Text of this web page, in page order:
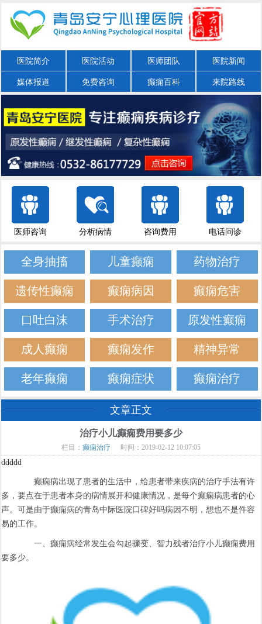
医院简介 医院活动 医师团队 医院新闻
媒体报道 免费咨询 癫痫百科 来院路线
医师咨询 分析病情 咨询费用 电话问诊
全身抽搐 儿童癫痫 药物治疗
遗传性癫痫 癫痫病因 癫痫危害
口吐白沫 手术治疗 原发性癫痫
成人癫痫 癫痫发作 精神异常
老年癫痫 癫痫症状 癫痫治疗
文章正文
治疗小儿癫痫费用要多少
栏目： 癫痫治疗 时间：2019-02-12 10:07:05
ddddd
癫痫病出现了患者的生活中，给患者带来疾病的治疗手法有许
多，要点在于患者本身的病情展开和健康情况，是每个癫痫病患者的心
声。可是由于癫痫病的青岛中际医院口碑好吗病因不明，想也不是件容
易的工作。
一、癫痫病经常发生会勾起骤变、智力残者治疗小儿癫痫费用
要多少。